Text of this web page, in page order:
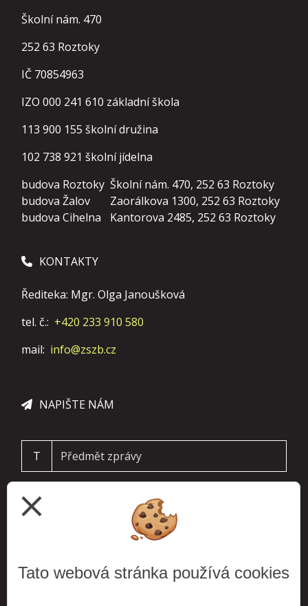
Školní nám. 470
252 63 Roztoky
IČ 70854963
IZO 000 241 610 základní škola
113 900 155 školní družina
102 738 921 školní jídelna
budova Roztoky Školní nám. 470, 252 63 Roztoky
budova Žalov
Zaorálkova 1300, 252 63 Roztoky
budova Cihelna
Kantorova 2485, 252 63 Roztoky
KONTAKTY
Řediteka: Mgr. Olga Janoušková
tel. č.: +420 233 910 580
mail: info@zszb.cz
NAPIŠTE NÁM
T
close
Tato webová stránka používá cookies